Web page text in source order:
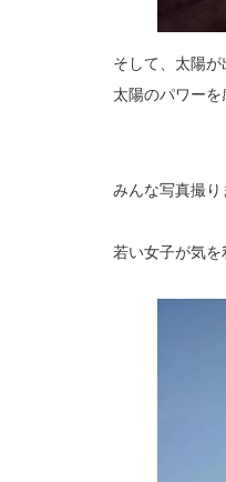
そして、太陽が
太陽のパワー
みんな写真撮り
若い女子が気を